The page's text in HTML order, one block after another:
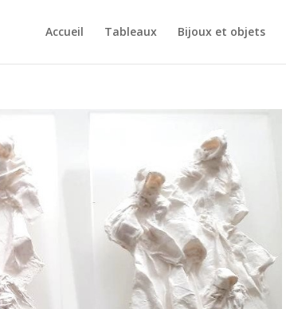
Accueil Tableaux Bijoux et objets